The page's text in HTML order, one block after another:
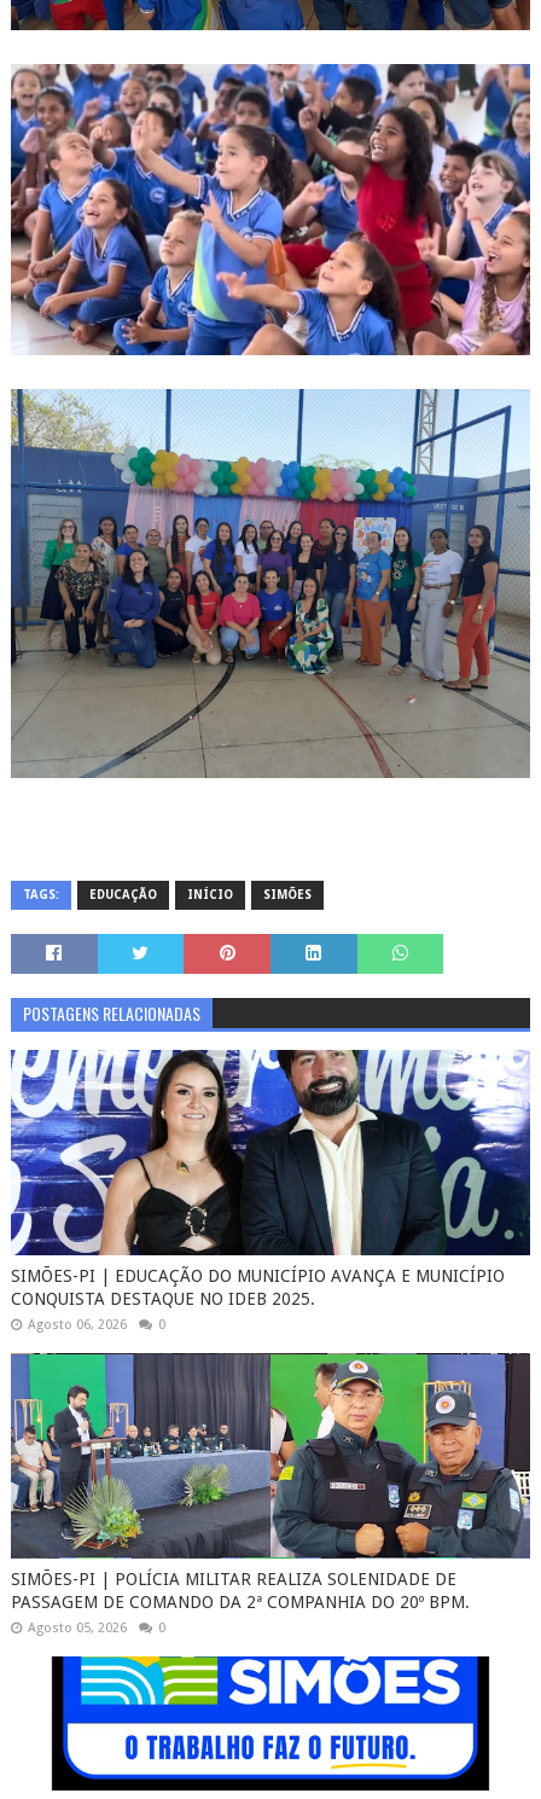
TAGS: EDUCAÇÃO INÍCIO SIMÕES
POSTAGENS RELACIONADAS
SIMÕES-PI | EDUCAÇÃO DO MUNICÍPIO AVANÇA E MUNICÍPIO
CONQUISTA DESTAQUE NO IDEB 2025.
Agosto 06, 2026 0
SIMÕES-PI | POLÍCIA MILITAR REALIZA SOLENIDADE DE
PASSAGEM DE COMANDO DA 2ª COMPANHIA DO 20º BPM.
Agosto 05, 2026 0